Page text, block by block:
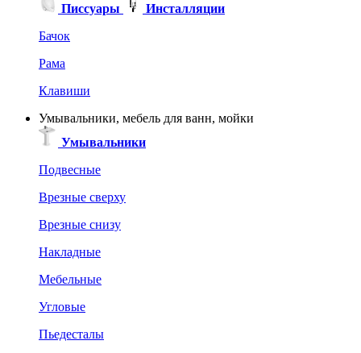
Писсуары
Инсталляции
Бачок
Рама
Клавиши
Умывальники, мебель для ванн, мойки
Умывальники
Подвесные
Врезные сверху
Врезные снизу
Накладные
Мебельные
Угловые
Пьедесталы